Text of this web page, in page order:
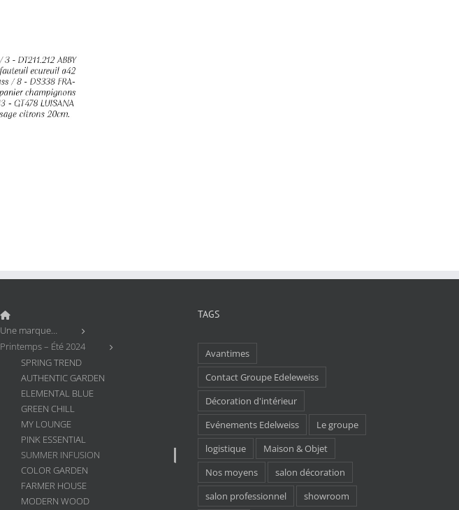
Une marque…
Printemps – Été 2024
SPRING TREND
AUTHENTIC GARDEN
ELEMENTAL BLUE
GREEN CHILL
MY LOUNGE
PINK ESSENTIAL
SUMMER INFUSION
COLOR GARDEN
FARMER HOUSE
MODERN WOOD
TAGS
Avantimes
Contact Groupe Edeleweiss
Décoration d'intérieur
Evénements Edelweiss
Le groupe
logistique
Maison & Objet
Nos moyens
salon décoration
salon professionnel
showroom